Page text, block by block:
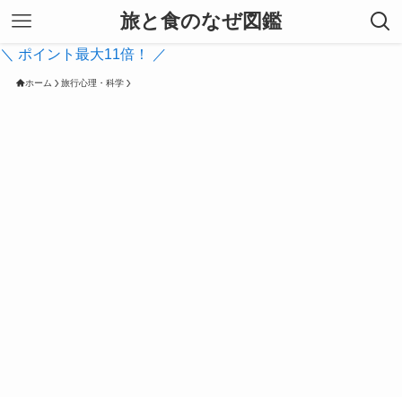
旅と食のなぜ図鑑
＼ ポイント最大11倍！ ／
ホーム 旅行心理・科学